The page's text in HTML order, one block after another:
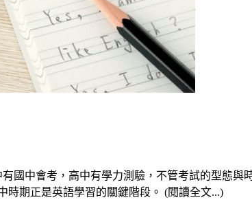
國中會考，高中有學力測驗，不管考試的型態
時期正是英語學習的關鍵階段。 (閱讀全文...)